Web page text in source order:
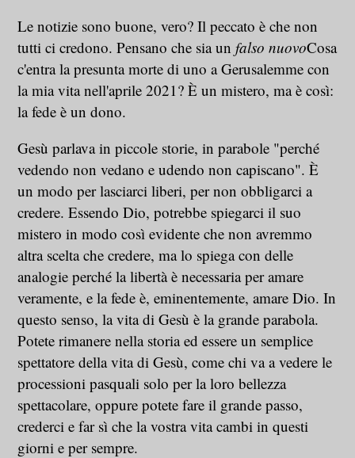
Le notizie sono buone, vero? Il peccato è che non
tutti ci credono. Pensano che sia unfalso nuovoCosa
c'entra la presunta morte di uno a Gerusalemme con
la mia vita nell'aprile 2021? È un mistero, ma è così:
la fede è un dono.
Gesù parlava in piccole storie, in parabole "perché
vedendo non vedano e udendo non capiscano". È
un modo per lasciarci liberi, per non obbligarci a
credere. Essendo Dio, potrebbe spiegarci il suo
mistero in modo così evidente che non avremmo
altra scelta che credere, ma lo spiega con delle
analogie perché la libertà è necessaria per amare
veramente, e la fede è, eminentemente, amare Dio. In
questo senso, la vita di Gesù è la grande parabola.
Potete rimanere nella storia ed essere un semplice
spettatore della vita di Gesù, come chi va a vedere le
processioni pasquali solo per la loro bellezza
spettacolare, oppure potete fare il grande passo,
crederci e far sì che la vostra vita cambi in questi
giorni e per sempre.